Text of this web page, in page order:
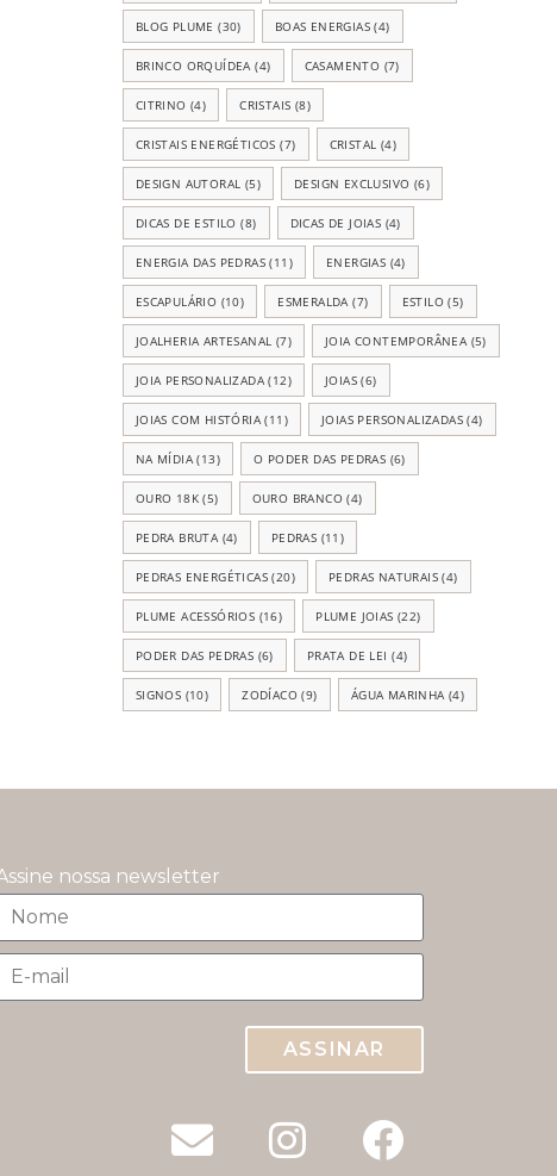
BLOG PLUME (30) BOAS ENERGIAS (4)
BRINCO ORQUÍDEA(4) CASAMENTO (7)
CITRINO (4) CRISTAIS (8)
CRISTAIS ENERGÉTICOS (7) CRISTAL (4)
DESIGN AUTORAL (5) DESIGN EXCLUSIVO (6)
DICAS DE ESTILO (8) DICAS DE JOIAS (4)
ENERGIA DAS PEDRAS (11) ENERGIAS (4)
ESCAPULÁRIO (10) ESMERALDA(7) ESTILO(5)
JOALHERIA ARTESANAL (7) JOIA CONTEMPORÂNEA(5)
JOIA PERSONALIZADA(12) JOIAS (6)
JOIAS COM HISTÓRIA(11) JOIAS PERSONALIZADAS (4)
NA MÍDIA(13) O PODER DAS PEDRAS (6)
OURO 18K (5) OURO BRANCO (4)
PEDRA BRUTA(4) PEDRAS (11)
PEDRAS ENERGÉTICAS (20) PEDRAS NATURAIS (4)
PLUME ACESSÓRIOS (16) PLUME JOIAS (22)
PODER DAS PEDRAS (6) PRATA DE LEI (4)
SIGNOS (10) ZODÍACO (9) ÁGUA MARINHA(4)
nossa newsletter
ASSINAR